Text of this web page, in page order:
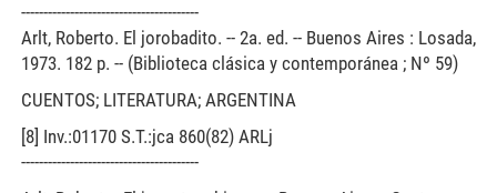
----------------------------------------
Arlt, Roberto. El jorobadito. -- 2a. ed. -- Buenos Aires : Losada,
1973. 182 p. -- (Biblioteca clásica y contemporánea ; Nº 59)
CUENTOS; LITERATURA; ARGENTINA
[8] Inv.:01170 S.T.:jca 860(82) ARLj
----------------------------------------